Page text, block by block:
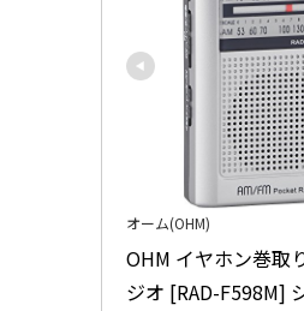
オーム(OHM)
OHM イヤホン巻取
ジオ [RAD-F598M]